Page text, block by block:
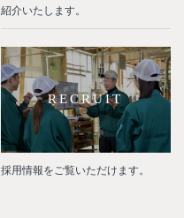
紹介いたします。
RECRUIT
採用情報をご覧いただけます。